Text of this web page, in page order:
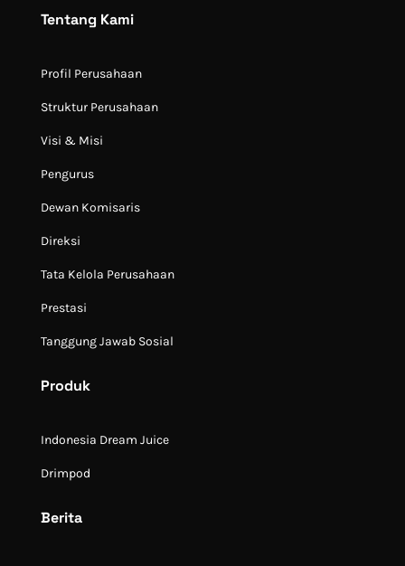
Tentang Kami
Profil Perusahaan
Struktur Perusahaan
Visi & Misi
Pengurus
Dewan Komisaris
Direksi
Tata Kelola Perusahaan
Prestasi
Tanggung Jawab Sosial
Produk
Indonesia Dream Juice
Drimpod
Berita